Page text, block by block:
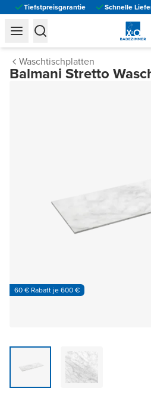
Tiefstpreisgarantie Schnelle
Waschtischplatten
Balmani Stretto
60 € Rabatt je 600 €